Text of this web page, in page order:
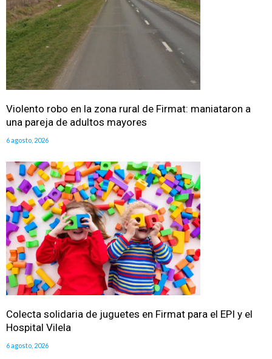
Violento robo en la zona rural de Firmat: maniataron a
una pareja de adultos mayores
6 agosto, 2026
Colecta solidaria de juguetes en Firmat para el EPI y el
Hospital Vilela
6 agosto, 2026